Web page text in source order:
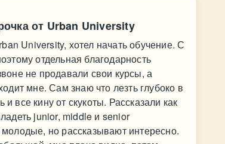
от Urban University
University, хотел начать обучение. С
отдельная благодарность
не продавали свои курсы, а
мне. Сам знаю что лезть глубоко в
все кину от скукоты. Рассказали как
junior, middle и senior
но рассказывают интересно.